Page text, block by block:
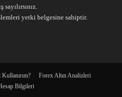
yetki belgesine sahiptir.
Kullanırım?
Forex Altın Analizleri
Bilgileri